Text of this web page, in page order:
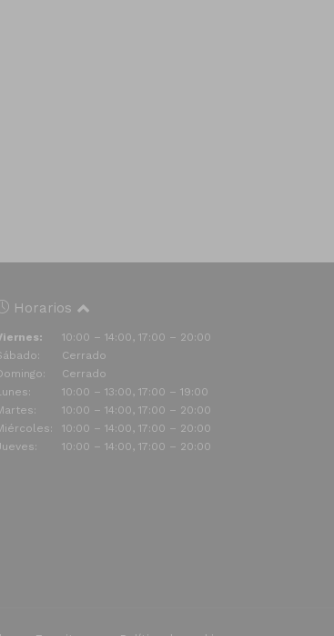
Horarios
10:00 – 14:00, 17:00 – 20:00
Cerrado
Cerrado
10:00 – 13:00, 17:00 – 19:00
10:00 – 14:00, 17:00 – 20:00
10:00 – 14:00, 17:00 – 20:00
10:00 – 14:00, 17:00 – 20:00